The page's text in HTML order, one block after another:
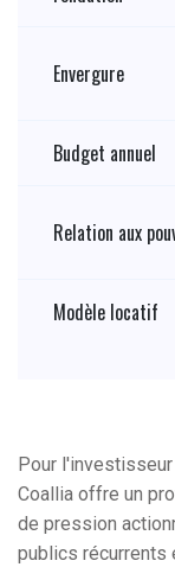
Envergure
Budget annuel
Relation aux
Modèle locatif
Pour
Coallia offre un
de pression
publics récurrents